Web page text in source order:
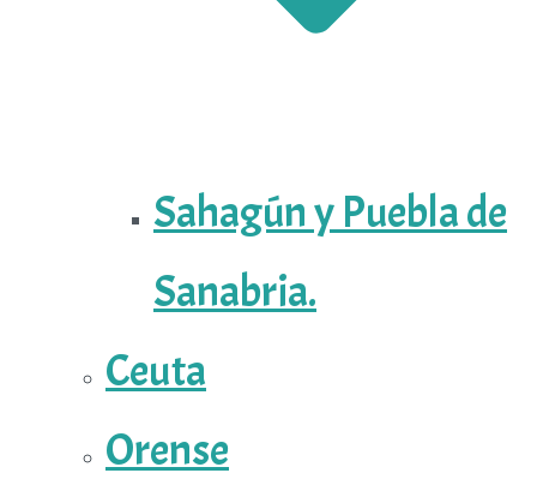
Sahagún y Puebla de
Sanabria.
Ceuta
Orense